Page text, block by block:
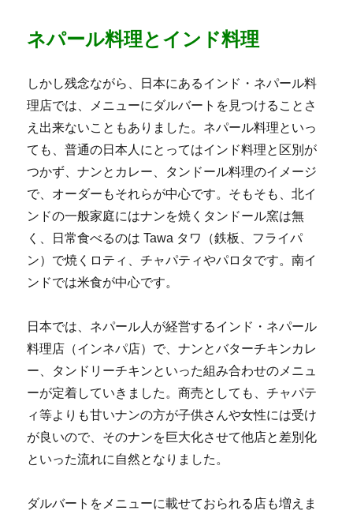
ネパール料理とインド料理
しかし残念ながら、日本にあるインド・ネパール料
理店では、メニューにダルバートを見つけることさ
え出来ないこともありました。ネパール料理といっ
ても、普通の日本人にとってはインド料理と区別が
つかず、ナンとカレー、タンドール料理のイメージ
で、オーダーもそれらが中心です。そもそも、北イ
ンドの一般家庭にはナンを焼くタンドール窯は無
く、日常食べるのは Tawa タワ（鉄板、フライパ
ン）で焼くロティ、チャパティやパロタです。南イ
ンドでは米食が中心です。
日本では、ネパール人が経営するインド・ネパール
料理店（インネパ店）で、ナンとバターチキンカレ
ー、タンドリーチキンといった組み合わせのメニュ
ーが定着していきました。商売としても、チャパテ
ィ等よりも甘いナンの方が子供さんや女性には受け
が良いので、そのナンを巨大化させて他店と差別化
といった流れに自然となりました。
ダルバートをメニューに載せておられる店も増えま